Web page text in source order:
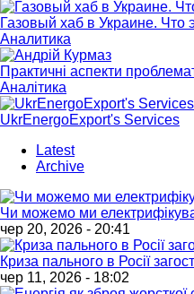
Газовый хаб в Украине. Что
Аналитика
Практичні аспекти
Аналітика
UkrEnergoExport's Services
Latest
Archive
Чи можемо ми
чер 20, 2026 - 20:41
Криза пального в Росії
чер 11, 2026 - 18:02